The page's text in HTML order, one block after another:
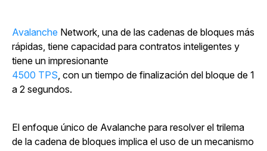
Avalanche Network, una de las cadenas de bloques más
rápidas, tiene capacidad para contratos inteligentes y
tiene un impresionante
4500 TPS, con un tiempo de finalización del bloque de 1
a 2 segundos.
El enfoque único de Avalanche para resolver el trilema
de la cadena de bloques implica el uso de un mecanismo